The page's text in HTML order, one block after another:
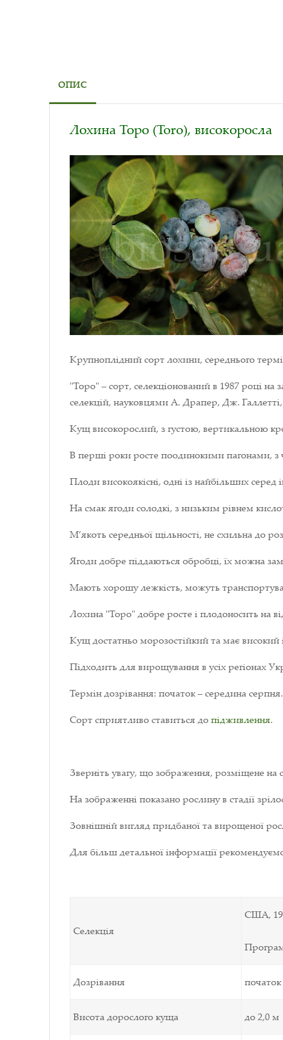
ОПИС
Лохина Торо (Toro), високоросла
Крупноплідний сорт лохини, середнього
"Торо" – сорт, селекціонований в 1987 році
селекцій, науковцями А. Драпер, Дж.
Кущ високорослий, з густою, вертикальною
В перші роки росте поодинокими пагонами, з
Плоди високоякісні, одні із найбільших
На смак ягоди солодкі, з низьким рівнем
М’якоть середньої щільності, не схильна до
Ягоди добре піддаються обробці, їх можна
Мають хорошу лежкість, можуть
Лохина "Торо" добре росте і плодоносить на
Кущ достатньо морозостійкий та має високий
Підходить для вирощування в усіх регіонах
Термін дозрівання: початок – середина серпня.
Сорт сприятливо ставиться допідживлення.
Зверніть увагу, що зображення, розміщене на
На зображенні показано рослину в стадії
Зовнішній вигляд придбаної та вирощеної
Для більш детальної інформації
Селекція
США,
Дозрівання
Висота дорослого куща до 2,0м